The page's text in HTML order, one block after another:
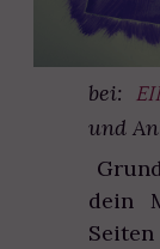
bei:
und
dein